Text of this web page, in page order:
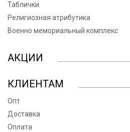
Таблички
Религиозная атрибутика
Военно мемориальный комплекс
АКЦИИ
КЛИЕНТАМ
Опт
Доставка
Оплата